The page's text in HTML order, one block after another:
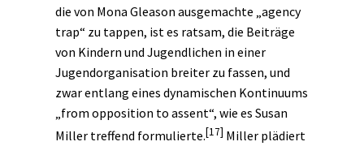
die von Mona Gleason ausgemachte „agency
trap“ zu tappen, ist es ratsam, die Beiträge
von Kindern und Jugendlichen in einer
Jugendorganisation breiter zu fassen, und
zwar entlang eines dynamischen Kontinuums
„from opposition to assent“, wie es Susan
Miller treffend formulierte.[17] Miller plädiert